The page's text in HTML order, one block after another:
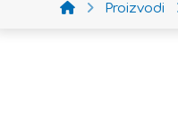
Proizvodi